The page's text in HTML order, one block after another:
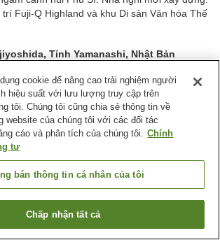
Fuji-Q Highland và khu Di sản Văn hóa Thế
Tỉnh Yamanashi, Nhật Bản
giá:9lượt
Tỉnh Yamanashi
Thành phố Fujiyoshida
Tìm phòng trống
cookie để nâng cao trải nghiệm người
hiệu suất với lưu lượng truy cập trên
tôi. Chúng tôi cũng chia sẻ thông tin về
website của chúng tôi với các đối tác
cáo và phân tích của chúng tôi. Chính
tư
bán thông tin cá nhân của tôi
Chấp nhận tất cả